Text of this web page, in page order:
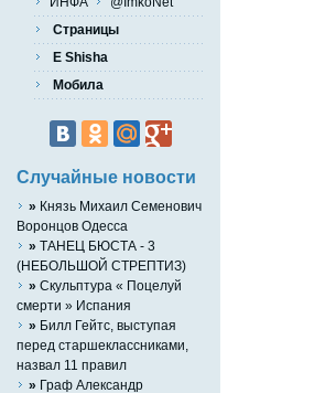
Страницы
E Shisha
Мобила
Случайные новости
» Князь Михаил Семенович
Воронцов Одесса
» ТАНЕЦ БЮСТА - 3
(НЕБОЛЬШОЙ СТРЕПТИЗ)
» Скульптура « Поцелуй
смерти » Испания
» Билл Гейтс, выступая
перед старшеклассниками,
назвал 11 правил
» Граф Александр